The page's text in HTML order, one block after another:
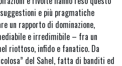
e più pragmatiche
un rapporto di dominazione,
e irredimibile – fra un
riottoso, infido e fanatico. Da
del Sahel, fatta di banditi ed